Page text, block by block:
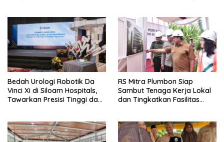
Bedah Urologi Robotik Da
Vinci Xi di Siloam Hospitals,
Tawarkan Presisi Tinggi dan
RS Mitra Plumbon Siap
Sambut Tenaga Kerja Lokal
dan Tingkatkan Fasilitas